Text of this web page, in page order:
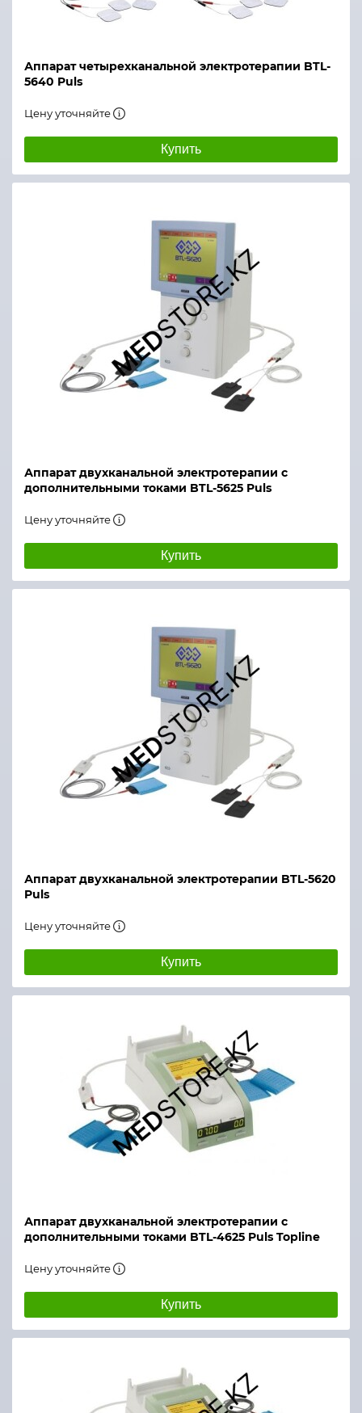
Аппарат четырехканальной электротерапии BTL-
5640 Puls
Цену уточняйте
Купить
Аппарат двухканальной электротерапии с
дополнительными токами BTL-5625 Puls
Цену уточняйте
Купить
Аппарат двухканальной электротерапии BTL-5620
Puls
Цену уточняйте
Купить
Аппарат двухканальной электротерапии с
дополнительными токами BTL-4625 Puls Topline
Цену уточняйте
Купить